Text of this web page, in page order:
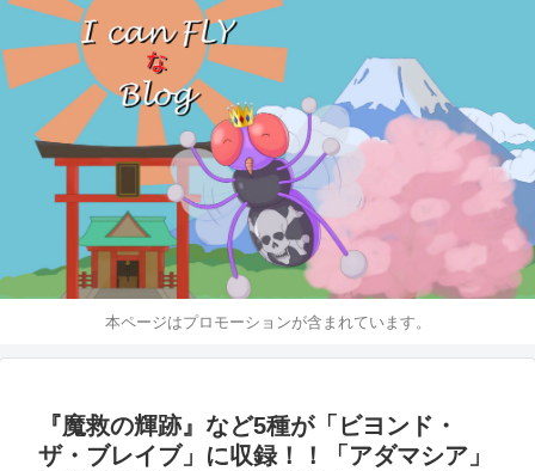
本ページはプロモーションが含まれています。
『魔救の輝跡』など5種が「ビヨンド・
ザ・ブレイブ」に収録！！「アダマシア」